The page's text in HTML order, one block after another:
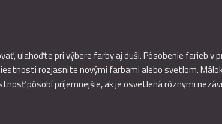
ulahoďte pri výbere farby aj duši. Pôsobenie farieb
rozjasnite novými farbami alebo svetlom.
pôsobí príjemnejšie, ak je osvetlená rôznymi